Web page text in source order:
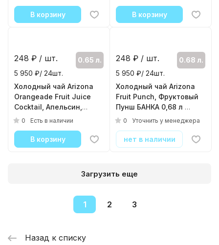
248₽ / шт.
0.65 л.
Half & Half Iced Tea
Lemonade Diet, Лимонад
Халф энд Халф, 0.65л,
банка
( 24шт./уп. )
0 Есть в наличии
В корзину В корзину
248₽ / шт.
0.65 л.
Orangeade Fruit Juice
248₽ / шт.
0.68 л.
Fruit Punch, Фруктовый
Уточнить у менеджера